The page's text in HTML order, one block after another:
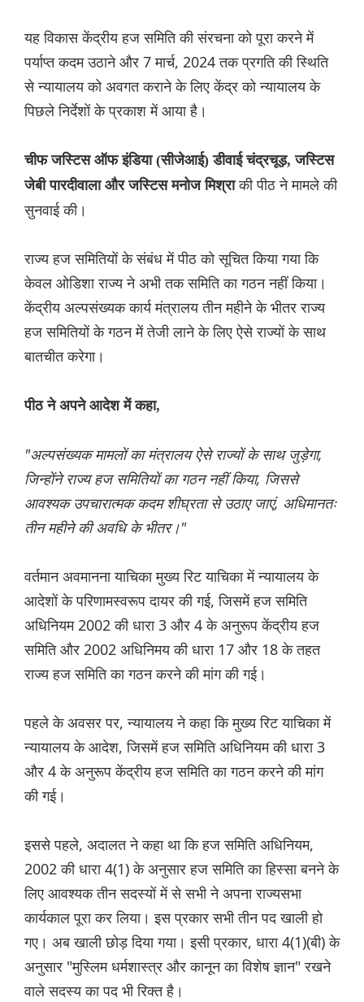
यह विकास केंद्रीय हज समिति की संरचना को पूरा करने में
पर्याप्त कदम उठाने और 7 मार्च, 2024 तक प्रगति की स्थिति
से न्यायालय को अवगत कराने के लिए केंद्र को न्यायालय के
पिछले निर्देशों के प्रकाश में आया है।
चीफ जस्टिस ऑफ इंडिया (सीजेआई) डीवाई चंद्रचूड़, जस्टिस
जेबी पारदीवाला और जस्टिस मनोज मिश्राकी पीठ ने मामले की
सुनवाई की।
राज्य हज समितियों के संबंध में पीठ को सूचित किया गया कि
केवल ओडिशा राज्य ने अभी तक समिति का गठन नहीं किया।
केंद्रीय अल्पसंख्यक कार्य मंत्रालय तीन महीने के भीतर राज्य
हज समितियों के गठन में तेजी लाने के लिए ऐसे राज्यों के साथ
बातचीत करेगा।
पीठ ने अपने आदेश में कहा,
"अल्पसंख्यक मामलों का मंत्रालय ऐसे राज्यों के साथ जुड़ेगा,
जिन्होंने राज्य हज समितियों का गठन नहीं किया, जिससे
आवश्यक उपचारात्मक कदम शीघ्रता से उठाए जाएं, अधिमानतः
तीन महीने की अवधि के भीतर।"
वर्तमान अवमानना याचिका मुख्य रिट याचिका में न्यायालय के
आदेशों के परिणामस्वरूप दायर की गई, जिसमें हज समिति
अधिनियम 2002 की धारा 3 और 4 के अनुरूप केंद्रीय हज
समिति और 2002 अधिनिमय की धारा 17 और 18 के तहत
राज्य हज समिति का गठन करने की मांग की गई।
पहले के अवसर पर, न्यायालय ने कहा कि मुख्य रिट याचिका में
न्यायालय के आदेश, जिसमें हज समिति अधिनियम की धारा 3
और 4 के अनुरूप केंद्रीय हज समिति का गठन करने की मांग
की गई।
इससे पहले, अदालत ने कहा था कि हज समिति अधिनियम,
2002 की धारा 4(1) के अनुसार हज समिति का हिस्सा बनने के
लिए आवश्यक तीन सदस्यों में से सभी ने अपना राज्यसभा
कार्यकाल पूरा कर लिया। इस प्रकार सभी तीन पद खाली हो
गए। अब खाली छोड़ दिया गया। इसी प्रकार, धारा 4(1)(बी) के
अनुसार "मुस्लिम धर्मशास्त्र और कानून का विशेष ज्ञान" रखने
वाले सदस्य का पद भी रिक्त है।